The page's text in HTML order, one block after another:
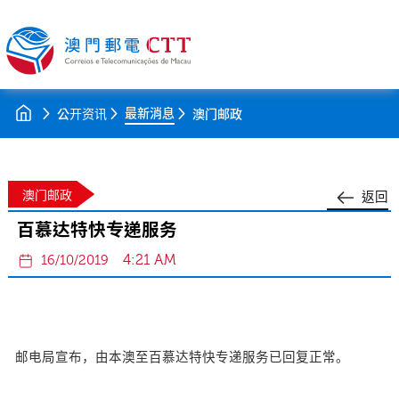
公开资讯 最新消息 澳门邮政
返回
澳门邮政
百慕达特快专递服务
16/10/2019 4:21 AM
邮电局宣布，由本澳至百慕达特快专递服务已回复正常。